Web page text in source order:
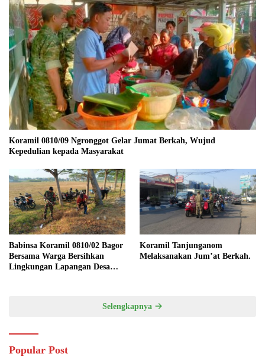
Koramil 0810/09 Ngronggot Gelar Jumat Berkah, Wujud
Kepedulian kepada Masyarakat
Babinsa Koramil 0810/02 Bagor
Bersama Warga Bersihkan
Lingkungan Lapangan Desa
Koramil Tanjunganom
Melaksanakan Jum’at Berkah.
Selengkapnya
Popular Post